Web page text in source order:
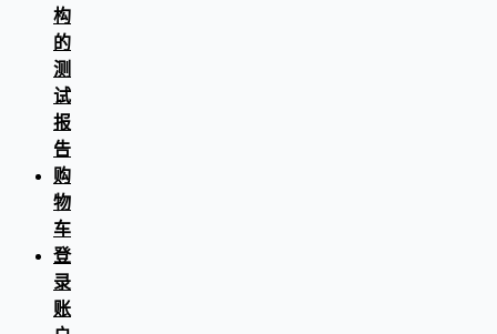
构
的
测
试
报
告
购
物
车
登
录
账